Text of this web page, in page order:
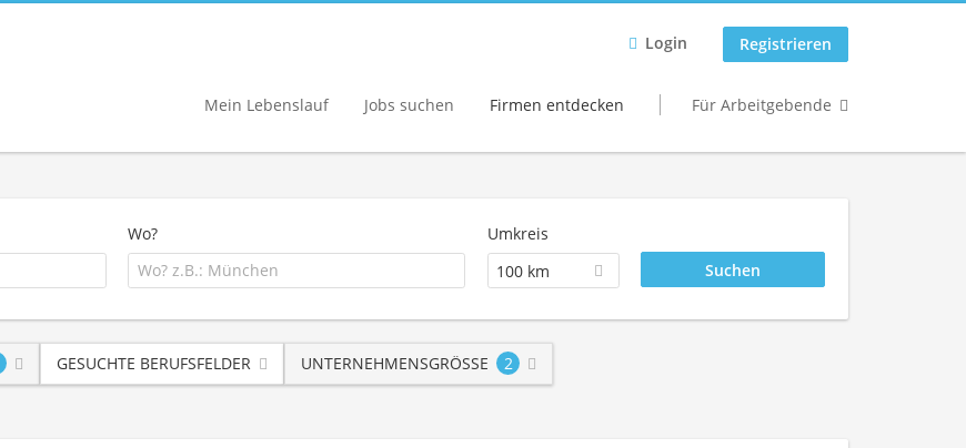
Login Registrieren
Mein Lebenslauf Jobs suchen Firmen entdecken Für Arbeitgebende
Wo?
Umkreis
100 km
GESUCHTE BERUFSFELDER UNTERNEHMENSGRÖSSE 2